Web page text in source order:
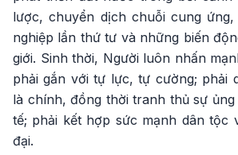
lược, chuyển dịch chuỗi cung
nghiệp lần thứ tư và những biến
giới. Sinh thời, Người luôn nhấn
phải gắn với tự lực, tự cường; phải
là chính, đồng thời tranh thủ sự
tế; phải kết hợp sức mạnh dân tộc
đại.